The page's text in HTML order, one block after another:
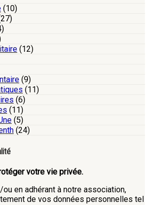
(10)
(12)
(9)
(11)
(6)
(11)
(5)
(24)
votre vie privée.
en adhérant à notre association,
de vos données personnelles tel